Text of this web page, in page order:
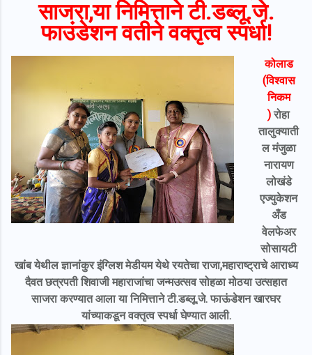
साजरा,या निमित्ताने टी.डब्लू.जे.
फाउंडेशन वतीने वक्तृत्व स्पर्धा!
कोलाड
(विश्वास
निकम
) रोहा
तालुक्याती
ल मंजुळा
नारायण
लोखंडे
एज्युकेशन
अँड
वेलफेअर
सोसायटी
खांब येथील ज्ञानांकुर इंग्लिश मेडीयम येथे रयतेचा राजा,महाराष्ट्राचे आराध्य
दैवत छत्रपती शिवाजी महाराजांचा जन्मउत्सव सोहळा मोठया उत्सहात
साजरा करण्यात आला या निमित्ताने टी.डब्लू.जे. फाऊंडेशन खारघर
यांच्याकडून वक्तृत्व स्पर्धा घेण्यात आली.